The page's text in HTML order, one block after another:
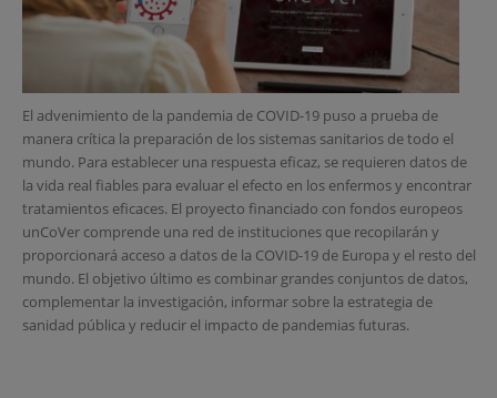
El advenimiento de la pandemia de COVID-19 puso a prueba de
manera crítica la preparación de los sistemas sanitarios de todo el
mundo. Para establecer una respuesta eficaz, se requieren datos de
la vida real fiables para evaluar el efecto en los enfermos y encontrar
tratamientos eficaces. El proyecto financiado con fondos europeos
unCoVer comprende una red de instituciones que recopilarán y
proporcionará acceso a datos de la COVID-19 de Europa y el resto del
mundo. El objetivo último es combinar grandes conjuntos de datos,
complementar la investigación, informar sobre la estrategia de
sanidad pública y reducir el impacto de pandemias futuras.